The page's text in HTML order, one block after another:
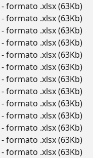
- formato .xlsx (63Kb)
- formato .xlsx (63Kb)
- formato .xlsx (63Kb)
- formato .xlsx (63Kb)
- formato .xlsx (63Kb)
- formato .xlsx (63Kb)
- formato .xlsx (63Kb)
- formato .xlsx (63Kb)
- formato .xlsx (63Kb)
- formato .xlsx (63Kb)
- formato .xlsx (63Kb)
- formato .xlsx (63Kb)
- formato .xlsx (63Kb)